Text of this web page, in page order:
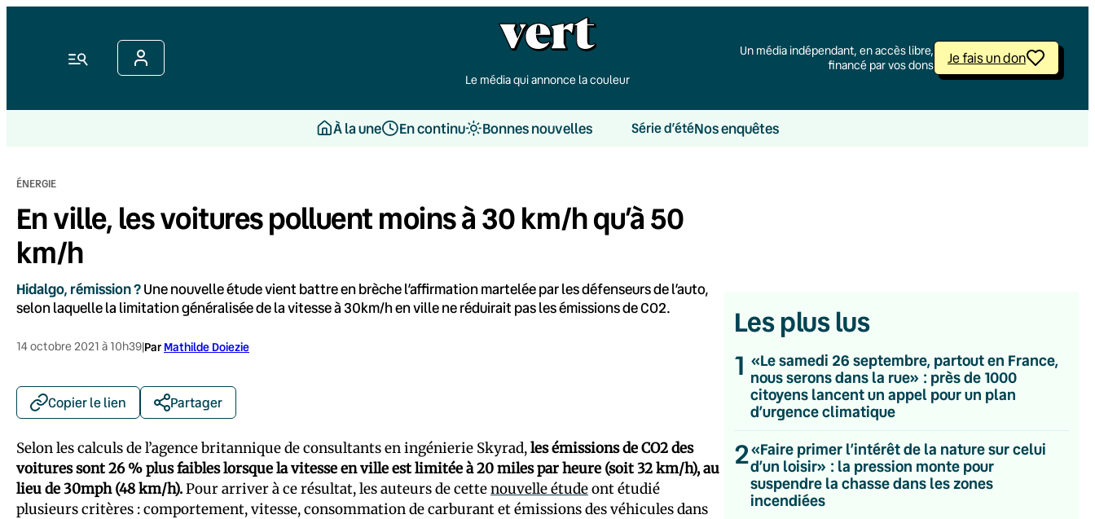
Menu
Le média qui annonce la couleur
Un média indépendant, en accès libre,
financé par vos dons
Je fais un don
À la une En continu Bonnes nouvelles Série d’étéNos enquêtes
ÉNERGIE
En ville, les voitures polluent moins à 30 km/h qu’à 50
km/h
Hidalgo, rémission ?Une nouvelle étude vient battre en brèche l’affirmation martelée par les défenseurs de l’auto,
selon laquelle la limitation généralisée de la vitesse à 30km/h en ville ne réduirait pas les émissions de CO2.
14 octobre 2021 à 10h39|Par Mathilde Doiezie
Copier le lien Partager
Selon les calculs de l’agence britannique de consultants en ingénierie Skyrad,les émissions de CO2 des
voitures sont 26 % plus faibles lorsque la vitesse en ville est limitée à 20 miles par heure (soit 32 km/h), au
lieu de 30mph (48 km/h).Pour arriver à ce résultat, les auteurs de cettenouvelle étudeont étudié
plusieurs critères : comportement, vitesse, consommation de carburant et émissions des véhicules dans
Les plus lus
1 «Le samedi 26 septembre, partout en France,
nous serons dans la rue» : près de 1000
citoyens lancent un appel pour un plan
d’urgence climatique
2«Faire primer l’intérêt de la nature sur celui
d’un loisir» : la pression monte pour
suspendre la chasse dans les zones
incendiées